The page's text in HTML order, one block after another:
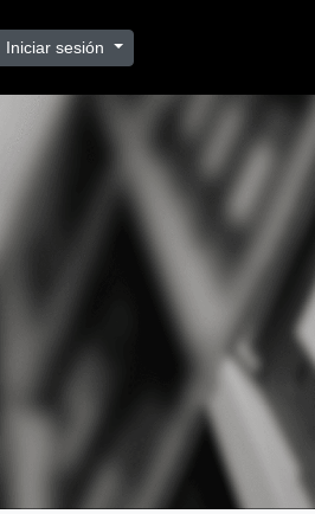
Iniciar sesión